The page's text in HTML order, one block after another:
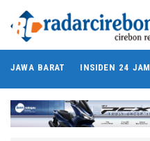
JAWA BARAT INSIDEN 24 JAM